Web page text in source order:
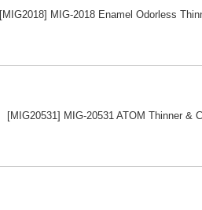
[MIG2018] MIG-2018 Enamel Odorless
[MIG20531] MIG-20531 ATOM Thinner &